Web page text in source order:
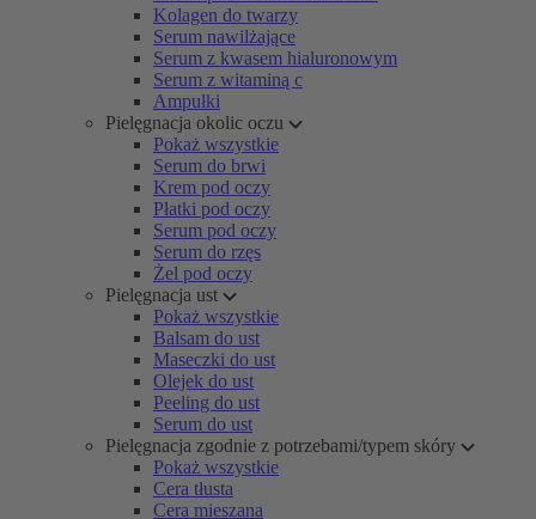
Kolagen do twarzy
Serum nawilżające
Serum z kwasem hialuronowym
Serum z witaminą c
Ampułki
Pielęgnacja okolic oczu
Pokaż wszystkie
Serum do brwi
Krem pod oczy
Płatki pod oczy
Serum pod oczy
Serum do rzęs
Żel pod oczy
Pielęgnacja ust
Pokaż wszystkie
Balsam do ust
Maseczki do ust
Olejek do ust
Peeling do ust
Serum do ust
Pielęgnacja zgodnie z potrzebami/typem skóry
Pokaż wszystkie
Cera tłusta
Cera mieszana